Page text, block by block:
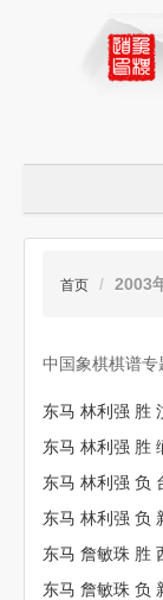
大师对局
象棋棋谱
残局破解
首页 / 2003
中国象棋棋谱
东马 林利强 胜
东马 林利强 胜
东马 林利强 负
东马 林利强 负
东马 詹敏珠 胜
东马 詹敏珠 负